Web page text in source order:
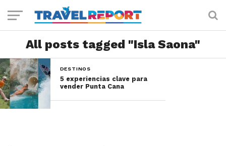
All posts tagged "Isla Saona"
DESTINOS
5 experiencias clave para
vender Punta Cana